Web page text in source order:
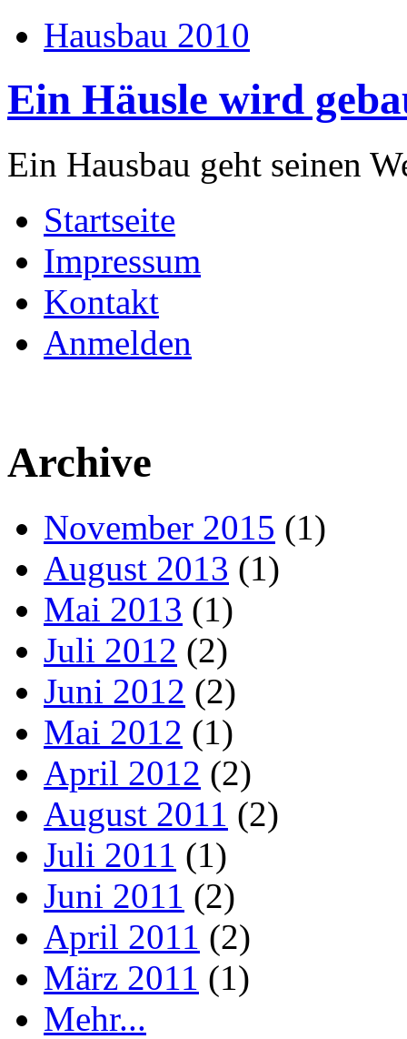
Hausbau 2010
Ein Häusle wird
Ein Hausbau geht seinen
Startseite
Impressum
Kontakt
Anmelden
Archive
November 2015 (1)
August 2013 (1)
Mai 2013 (1)
Juli 2012 (2)
Juni 2012 (2)
Mai 2012 (1)
April 2012 (2)
August 2011 (2)
Juli 2011 (1)
Juni 2011 (2)
April 2011 (2)
März 2011 (1)
Mehr...